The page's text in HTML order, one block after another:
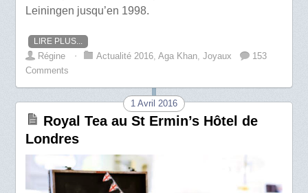
Leiningen jusqu’en 1998.
LIRE PLUS...
Régine ⋅ Actualité 2016,Aga Khan,Joyaux
153
Comments
1 Avril 2016
Royal Tea au St Ermin’s Hôtel de
Londres